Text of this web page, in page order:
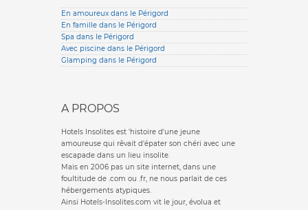
En amoureux dans le Périgord
En famille dans le Périgord
Spa dans le Périgord
Avec piscine dans le Périgord
Glamping dans le Périgord
A PROPOS
Hotels Insolites est 'histoire d'une jeune
amoureuse qui rêvait d'épater son chéri avec une
escapade dans un lieu insolite.
Mais en 2006 pas un site internet, dans une
foultitude de .com ou .fr, ne nous parlait de ces
hébergements atypiques.
Ainsi Hotels-Insolites.com vit le jour, évolua et